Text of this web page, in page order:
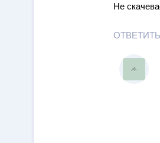
Не
ОТВЕТИТЬ